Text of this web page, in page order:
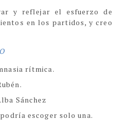
y reflejar el esfuerzo de
en los partidos, y creo
rítmica.
Sánchez
escoger solo una.